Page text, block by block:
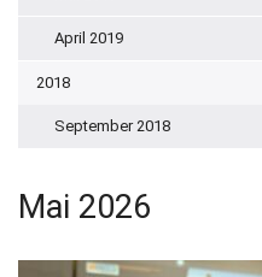
April 2019
2018
September 2018
Mai 2026